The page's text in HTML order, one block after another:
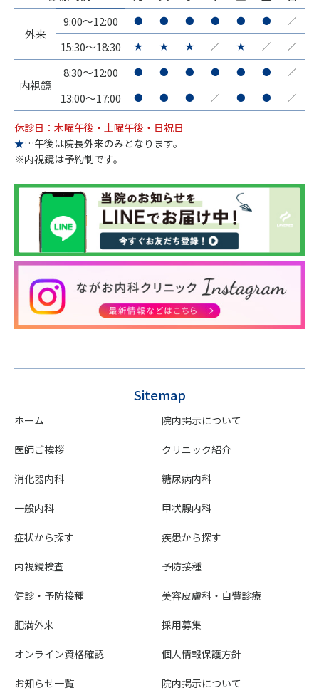
外来
9:00～12:00 ● ● ● ● ● ● ／
15:30～18:30 ★ ★ ★ ／ ★ ／ ／
内視鏡
8:30～12:00 ● ● ● ● ● ● ／
13:00～17:00 ● ● ● ／ ● ● ／
休診日：木曜午後・土曜午後・日祝日
★…午後は院長外来のみとなります。
※内視鏡は予約制です。
Sitemap
ホーム 院内掲示について
医師ご挨拶 クリニック紹介
消化器内科 糖尿病内科
一般内科 甲状腺内科
症状から探す 疾患から探す
内視鏡検査 予防接種
健診・予防接種 美容皮膚科・自費診療
肥満外来 採用募集
オンライン資格確認 個人情報保護方針
お知らせ一覧 院内掲示について